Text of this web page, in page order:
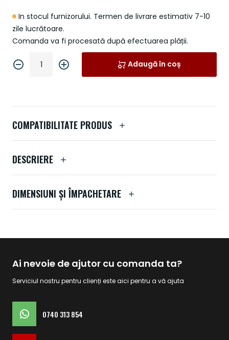
In stocul furnizorului. Termen de livrare estimativ 7-10
zile lucrătoare.
Comanda va fi procesată după efectuarea plății.
Adaugă în coș
COMPATIBILITATE PRODUS
DESCRIERE
DIMENSIUNI ȘI ÎMPACHETARE
Ai nevoie de ajutor cu comanda ta?
Serviciul nostru pentru clienți este aici pentru a vă ajuta
0740 313 854